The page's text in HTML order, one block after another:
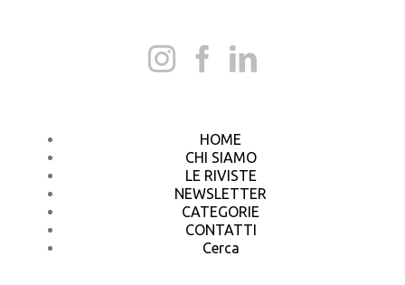
HOME
CHI SIAMO
LE RIVISTE
NEWSLETTER
CATEGORIE
CONTATTI
Cerca